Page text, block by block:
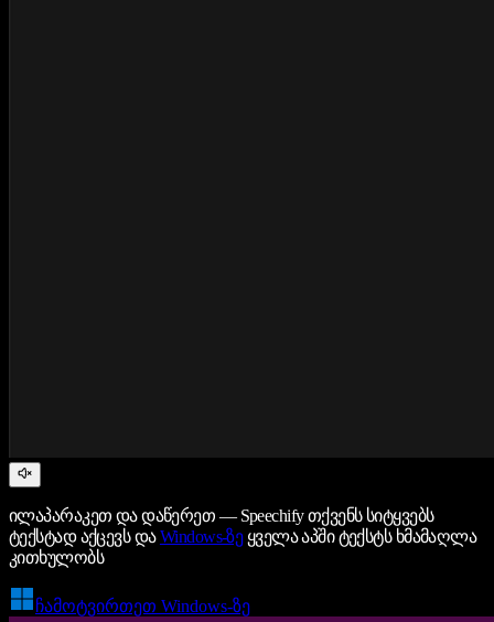
ილაპარაკეთ და დაწერეთ — Speechify თქვენს სიტყვებს
ტექსტად აქცევს დაWindows-ზეყველა აპში ტექსტს ხმამაღლა
კითხულობს
ჩამოტვირთეთ Windows-ზე